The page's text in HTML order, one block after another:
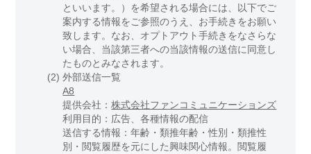
といいます。）を希望される場合には、以下でご
案内する情報をご参照のうえ、お手続きをお願い
致します。なお、オプトアウト手続きをなさらな
い場合、当該第三者への当該情報の送信に同意し
たものとみなされます。
(2)外部送信一覧
A8
提供会社：株式会社ファンコミュニケーションズ
利用目的：広告、各種情報の配信
送信する情報：年齢・類推年齢・性別・類推性
別・閲覧履歴を元にした興味関心情報。閲覧履